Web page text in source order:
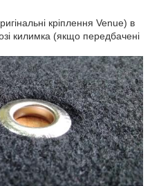
кріплення Venue) в
килимка (якщо передбачені